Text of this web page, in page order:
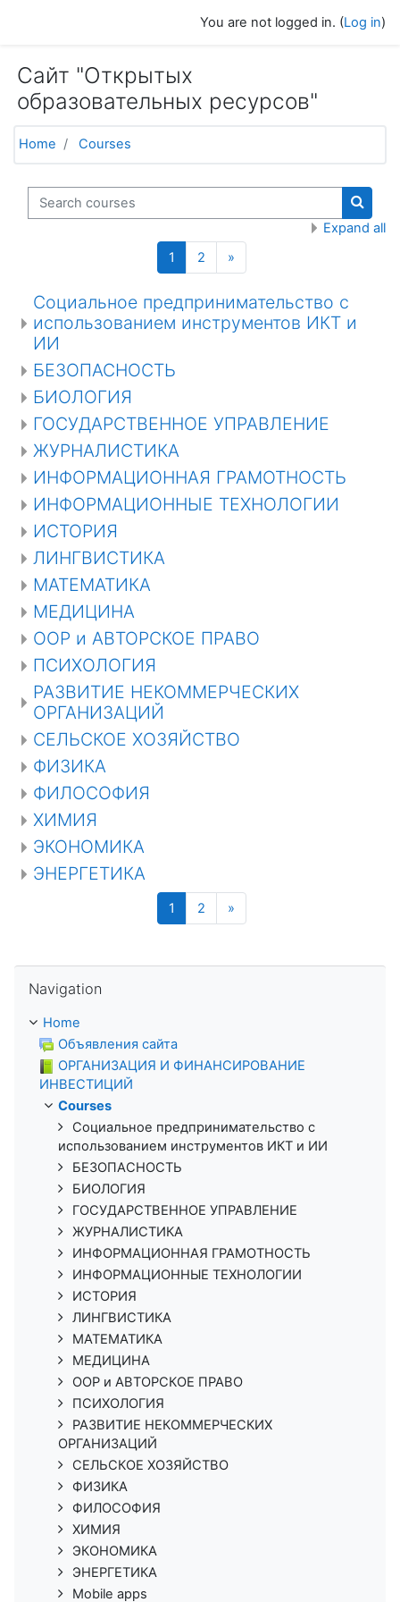
You are not logged in. (Log in)
Сайт "Открытых
образовательных ресурсов"
Home Courses
Search courses
Expand all
1 (current)
2 »Next
Социальное предпринимательство с
использованием инструментов ИКТ и
ИИ
БЕЗОПАСНОСТЬ
БИОЛОГИЯ
ГОСУДАРСТВЕННОЕ УПРАВЛЕНИЕ
ЖУРНАЛИСТИКА
ИНФОРМАЦИОННАЯ ГРАМОТНОСТЬ
ИНФОРМАЦИОННЫЕ ТЕХНОЛОГИИ
ИСТОРИЯ
ЛИНГВИСТИКА
МАТЕМАТИКА
МЕДИЦИНА
ООР и АВТОРСКОЕ ПРАВО
ПСИХОЛОГИЯ
РАЗВИТИЕ НЕКОММЕРЧЕСКИХ
ОРГАНИЗАЦИЙ
СЕЛЬСКОЕ ХОЗЯЙСТВО
ФИЗИКА
ФИЛОСОФИЯ
ХИМИЯ
ЭКОНОМИКА
ЭНЕРГЕТИКА
1 (current)
2 »Next
Navigation
Home
Объявления сайта
ОРГАНИЗАЦИЯ И ФИНАНСИРОВАНИЕ
ИНВЕСТИЦИЙ
Courses
Социальное предпринимательство с
использованием инструментов ИКТ и ИИ
БЕЗОПАСНОСТЬ
БИОЛОГИЯ
ГОСУДАРСТВЕННОЕ УПРАВЛЕНИЕ
ЖУРНАЛИСТИКА
ИНФОРМАЦИОННАЯ ГРАМОТНОСТЬ
ИНФОРМАЦИОННЫЕ ТЕХНОЛОГИИ
ИСТОРИЯ
ЛИНГВИСТИКА
МАТЕМАТИКА
МЕДИЦИНА
ООР и АВТОРСКОЕ ПРАВО
ПСИХОЛОГИЯ
РАЗВИТИЕ НЕКОММЕРЧЕСКИХ
ОРГАНИЗАЦИЙ
СЕЛЬСКОЕ ХОЗЯЙСТВО
ФИЗИКА
ФИЛОСОФИЯ
ХИМИЯ
ЭКОНОМИКА
ЭНЕРГЕТИКА
Mobile apps